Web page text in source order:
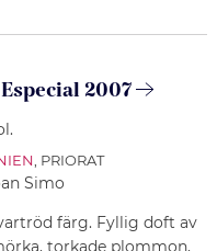
2007
, PRIORAT
Simo
färg. Fyllig doft av
torkade plommon,